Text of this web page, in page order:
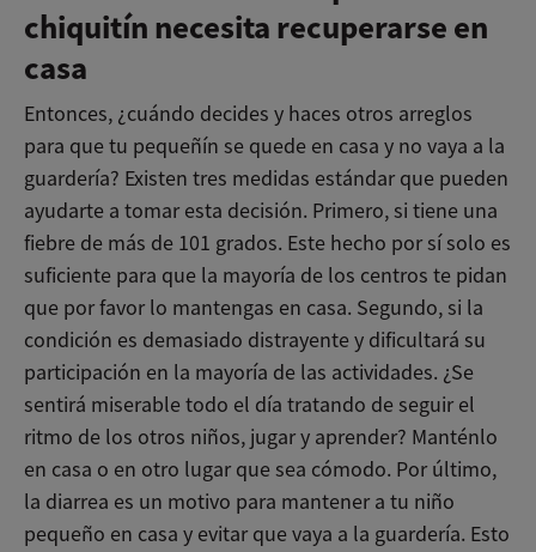
chiquitín necesita recuperarse en
casa
Entonces, ¿cuándo decides y haces otros arreglos
para que tu pequeñín se quede en casa y no vaya a la
guardería? Existen tres medidas estándar que pueden
ayudarte a tomar esta decisión. Primero, si tiene una
fiebre de más de 101 grados. Este hecho por sí solo es
suficiente para que la mayoría de los centros te pidan
que por favor lo mantengas en casa. Segundo, si la
condición es demasiado distrayente y dificultará su
participación en la mayoría de las actividades. ¿Se
sentirá miserable todo el día tratando de seguir el
ritmo de los otros niños, jugar y aprender? Manténlo
en casa o en otro lugar que sea cómodo. Por último,
la diarrea es un motivo para mantener a tu niño
pequeño en casa y evitar que vaya a la guardería. Esto